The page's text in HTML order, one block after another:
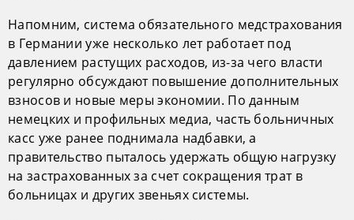
Напомним, система обязательного медстрахования
в Германии уже несколько лет работает под
давлением растущих расходов, из-за чего власти
регулярно обсуждают повышение дополнительных
взносов и новые меры экономии. По данным
немецких и профильных медиа, часть больничных
касс уже ранее поднимала надбавки, а
правительство пыталось удержать общую нагрузку
на застрахованных за счет сокращения трат в
больницах и других звеньях системы.